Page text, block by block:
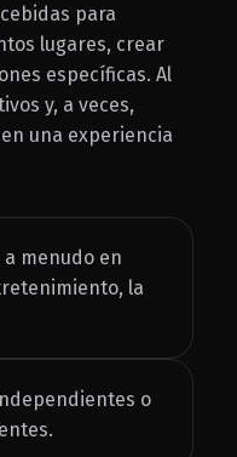
para
lugares, crear
específicas. Al
y, a veces,
una experiencia
menudo en
la
o